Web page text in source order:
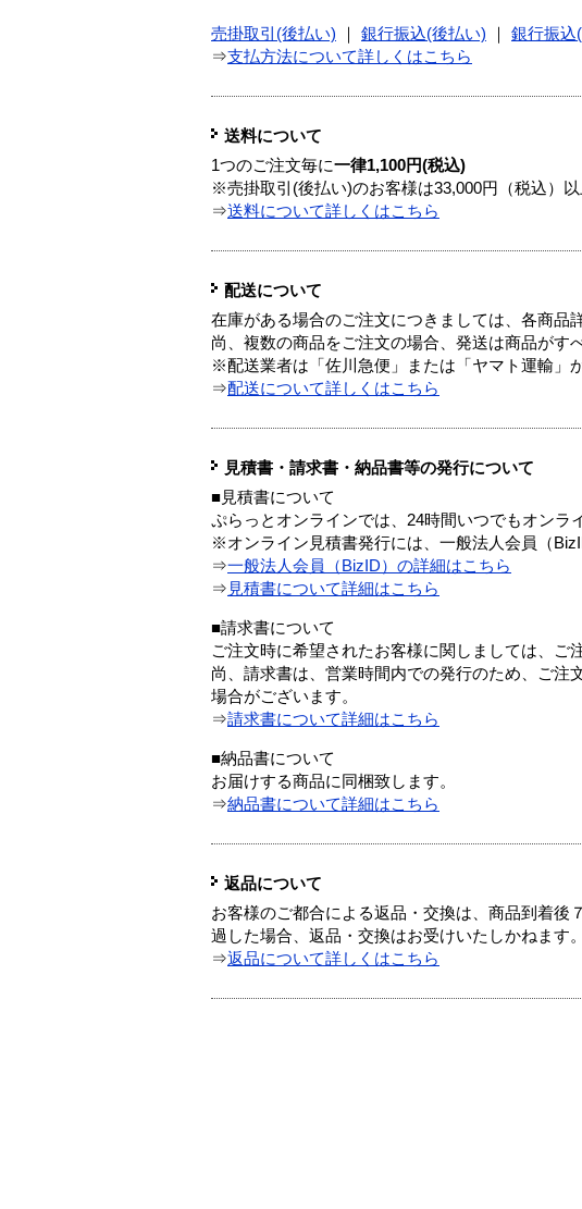
売掛取引(後払い) 銀行振込(後払い) 銀行振込
⇒支払方法について詳しくはこちら
送料について
1つのご注文毎に一律1,100円(税込)
※売掛取引(後払い)のお客様は33,000円（税込）以
⇒送料について詳しくはこちら
配送について
在庫がある場合のご注文につきましては、各商品
尚、複数の商品をご注文の場合、発送は商品がす
※配送業者は「佐川急便」または「ヤマト運輸」
⇒配送について詳しくはこちら
見積書・請求書・納品書等の発行について
■見積書について
ぷらっとオンラインでは、24時間いつでもオンラ
※オンライン見積書発行には、一般法人会員（
⇒一般法人会員（BizID）の詳細はこちら
⇒ 見積書について詳細はこちら
■請求書について
ご注文時に希望されたお客様に関しましては、ご
尚、請求書は、営業時間内での発行のため、ご注
場合がございます。
⇒請求書について詳細はこちら
■納品書について
お届けする商品に同梱致します。
⇒納品書について詳細はこちら
返品について
お客様のご都合による返品・交換は、商品到着後
過した場合、返品・交換はお受けいたしかねます。
⇒返品について詳しくはこちら